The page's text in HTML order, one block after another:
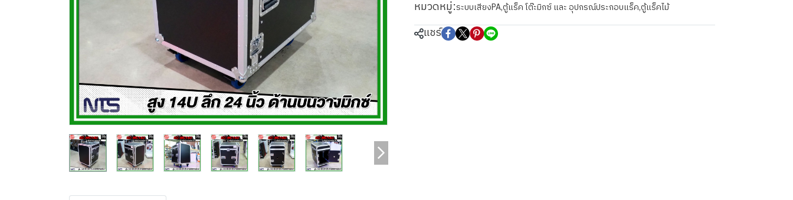
หมวดหมู่:ระบบเสียงPA,ตู้แร็ค โต๊ะมิกซ์ และ อุปกรณ์ประกอบแร็ค,ตู้แร็คไม้
แชร์